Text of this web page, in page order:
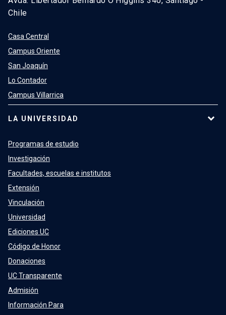
Chile
Casa Central
Campus Oriente
San Joaquín
Lo Contador
Campus Villarrica
LA UNIVERSIDAD
Programas de estudio
Investigación
Facultades, escuelas e institutos
Extensión
Vinculación
Universidad
Ediciones UC
Código de Honor
Donaciones
UC Transparente
Admisión
Información Para